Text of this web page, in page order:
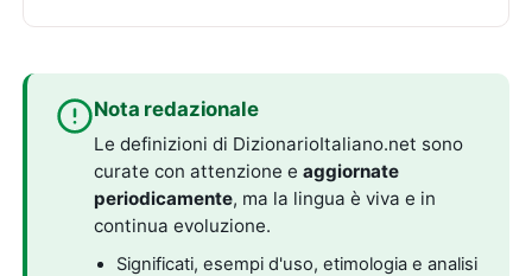
Nota redazionale
Le definizioni di DizionarioItaliano.net sono
curate con attenzione eaggiornate
periodicamente, ma la lingua è viva e in
continua evoluzione.
Significati, esempi d'uso, etimologia e analisi